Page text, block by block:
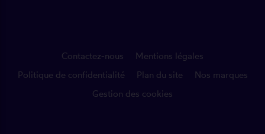
Contactez-nous
Mentions légales
Politique de confidentialité
Plan du site
Nos marques
Gestion des cookies